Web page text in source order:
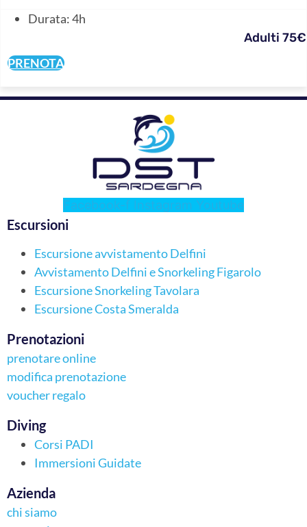
Durata: 4h
Adulti 75€
PRENOTA
Facebook-f Instagram Youtube
Escursioni
Escursione avvistamento Delfini
Avvistamento Delfini e Snorkeling Figarolo
Escursione Snorkeling Tavolara
Escursione Costa Smeralda
Prenotazioni
prenotare online
modifica prenotazione
voucher regalo
Diving
Corsi PADI
Immersioni Guidate
Azienda
chi siamo